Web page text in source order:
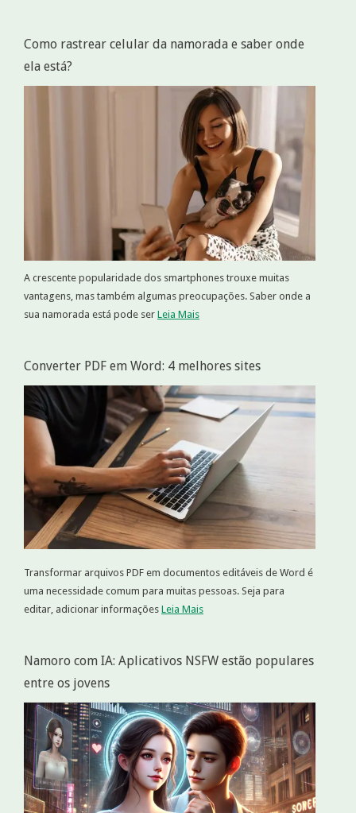
Como rastrear celular da namorada e saber onde
ela está?
A crescente popularidade dos smartphones trouxe muitas
vantagens, mas também algumas preocupações. Saber onde a
sua namorada está pode ser Leia Mais
Converter PDF em Word: 4 melhores sites
Transformar arquivos PDF em documentos editáveis de Word é
uma necessidade comum para muitas pessoas. Seja para
editar, adicionar informações Leia Mais
Namoro com IA: Aplicativos NSFW estão populares
entre os jovens